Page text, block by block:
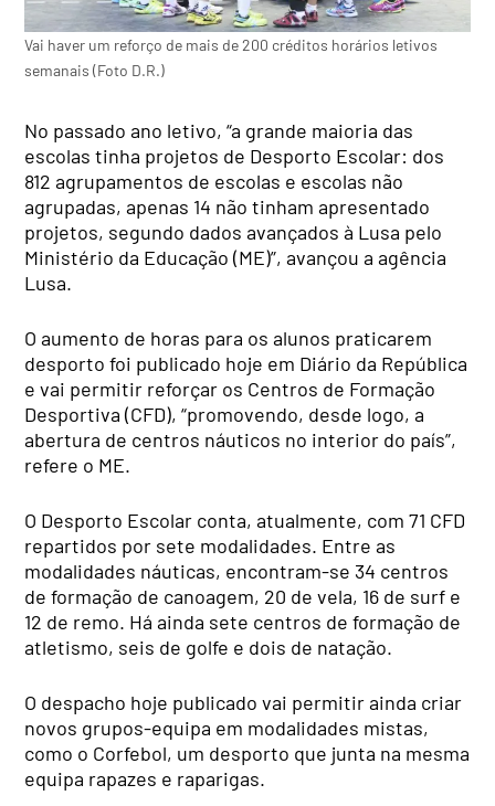
Vai haver um reforço de mais de 200 créditos horários letivos
semanais (Foto D.R.)
No passado ano letivo, “a grande maioria das
escolas tinha projetos de Desporto Escolar: dos
812 agrupamentos de escolas e escolas não
agrupadas, apenas 14 não tinham apresentado
projetos, segundo dados avançados à Lusa pelo
Ministério da Educação (ME)”, avançou a agência
Lusa.
O aumento de horas para os alunos praticarem
desporto foi publicado hoje em Diário da República
e vai permitir reforçar os Centros de Formação
Desportiva (CFD), “promovendo, desde logo, a
abertura de centros náuticos no interior do país”,
refere o ME.
O Desporto Escolar conta, atualmente, com 71 CFD
repartidos por sete modalidades. Entre as
modalidades náuticas, encontram-se 34 centros
de formação de canoagem, 20 de vela, 16 de surf e
12 de remo. Há ainda sete centros de formação de
atletismo, seis de golfe e dois de natação.
O despacho hoje publicado vai permitir ainda criar
novos grupos-equipa em modalidades mistas,
como o Corfebol, um desporto que junta na mesma
equipa rapazes e raparigas.